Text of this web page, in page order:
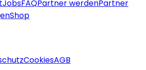
JobsFAQPartner werdenPartner
Shop
CookiesAGB